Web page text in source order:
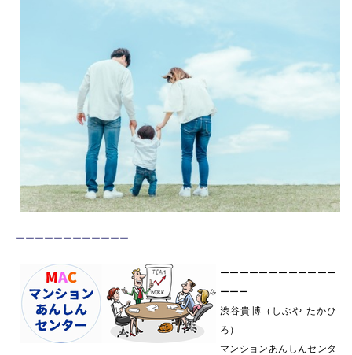
ーーーーーーーーーーーー
ーーーーーーーーーーーー
ーーー
渋谷貴博（しぶや たかひ
ろ）
マンションあんしんセンタ